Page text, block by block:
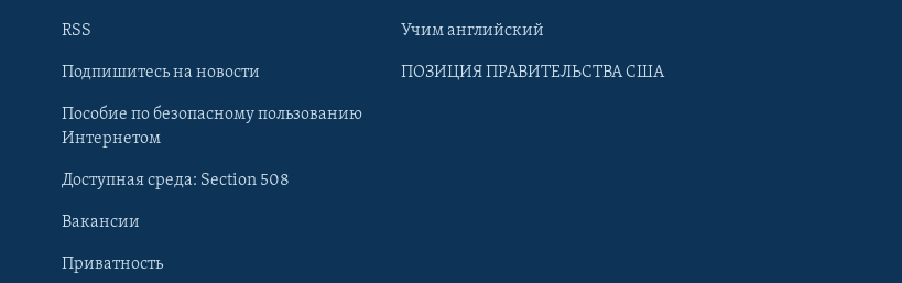
Learning English
Языки
RSS
Подпишитесь на новости
Пособие по безопасному пользованию
Интернетом
Доступная среда: Section 508
Вакансии
Приватность
Учим английский
ПОЗИЦИЯ ПРАВИТЕЛЬСТВА США